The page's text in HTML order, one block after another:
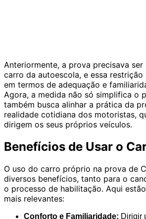
Anteriormente, a prova precisava ser
carro da autoescola, e essa
em termos de adequação e
Agora, a medida não só simplifica o
também busca alinhar a prática da
realidade cotidiana dos motoristas,
dirigem os seus próprios veículos.
Benefícios de Usar o
O uso do carro próprio na prova de
diversos benefícios, tanto para o
o processo de habilitação. Aqui
mais relevantes:
Conforto e Familiaridade: Dirigir